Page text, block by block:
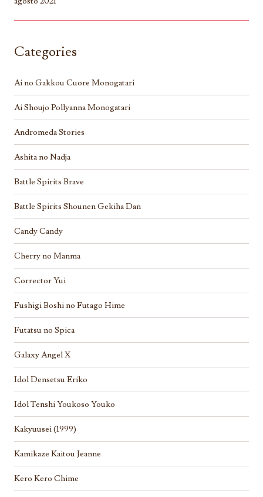
Categories
Ai no Gakkou Cuore Monogatari
Ai Shoujo Pollyanna Monogatari
Andromeda Stories
Ashita no Nadja
Battle Spirits Brave
Battle Spirits Shounen Gekiha Dan
Candy Candy
Cherry no Manma
Corrector Yui
Fushigi Boshi no Futago Hime
Futatsu no Spica
Galaxy Angel X
Idol Densetsu Eriko
Idol Tenshi Youkoso Youko
Kakyuusei (1999)
Kamikaze Kaitou Jeanne
Kero Kero Chime